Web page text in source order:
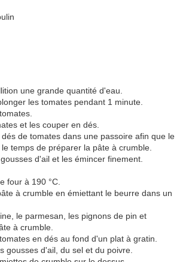
une grande quantité d'eau.
les tomates pendant 1 minute.
et les couper en dés.
de tomates dans une passoire afin que le
temps de préparer la pâte à crumble.
d'ail et les émincer finement.
four à 190 °C.
à crumble en émiettant le beurre dans un
le parmesan, les pignons de pin et
à crumble.
en dés au fond d'un plat à gratin.
gousses d'ail, du sel et du poivre.